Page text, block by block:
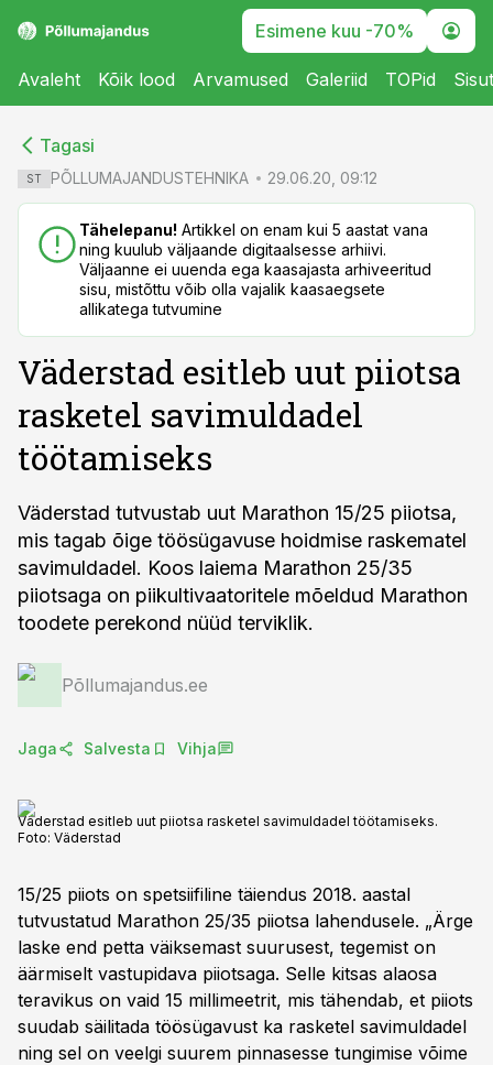
Esimene kuu -70%
Avaleht Kõik lood Arvamused Galeriid TOPid
Tagasi
ST PÕLLUMAJANDUSTEHNIKA 29.06.20, 09:12
Tähelepanu! Artikkel on enam kui 5 aastat vana
ning kuulub väljaande digitaalsesse arhiivi.
Väljaanne ei uuenda ega kaasajasta arhiveeritud
sisu, mistõttu võib olla vajalik kaasaegsete
allikatega tutvumine
Väderstad esitleb uut piiotsa
rasketel savimuldadel
töötamiseks
Väderstad tutvustab uut Marathon 15/25 piiotsa,
mis tagab õige töösügavuse hoidmise raskematel
savimuldadel. Koos laiema Marathon 25/35
piiotsaga on piikultivaatoritele mõeldud Marathon
toodete perekond nüüd terviklik.
Põllumajandus.ee
Jaga Salvesta Vihja
Väderstad esitleb uut piiotsa rasketel savimuldadel töötamiseks.
Foto: Väderstad
15/25 piiots on spetsiifiline täiendus 2018. aastal
tutvustatud Marathon 25/35 piiotsa lahendusele. „Ärge
laske end petta väiksemast suurusest, tegemist on
äärmiselt vastupidava piiotsaga. Selle kitsas alaosa
teravikus on vaid 15 millimeetrit, mis tähendab, et piiots
suudab säilitada töösügavust ka rasketel savimuldadel
ning sel on veelgi suurem pinnasesse tungimise võime